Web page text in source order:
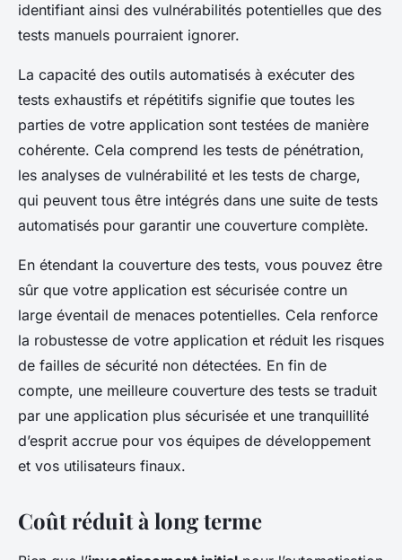
identifiant ainsi des vulnérabilités potentielles que des
tests manuels pourraient ignorer.
La capacité des outils automatisés à exécuter des
tests exhaustifs et répétitifs signifie que toutes les
parties de votre application sont testées de manière
cohérente. Cela comprend les tests de pénétration,
les analyses de vulnérabilité et les tests de charge,
qui peuvent tous être intégrés dans une suite de tests
automatisés pour garantir une couverture complète.
En étendant la couverture des tests, vous pouvez être
sûr que votre application est sécurisée contre un
large éventail de menaces potentielles. Cela renforce
la robustesse de votre application et réduit les risques
de failles de sécurité non détectées. En fin de
compte, une meilleure couverture des tests se traduit
par une application plus sécurisée et une tranquillité
d’esprit accrue pour vos équipes de développement
et vos utilisateurs finaux.
Coût réduit à long terme